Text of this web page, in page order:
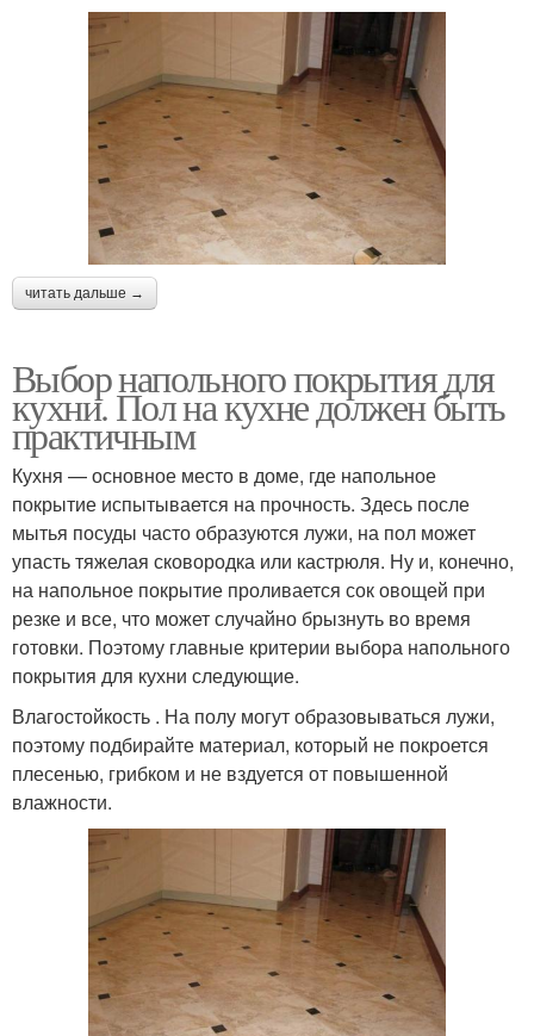
читать дальше →
Выбор напольного покрытия для
кухни. Пол на кухне должен быть
практичным
Кухня — основное место в доме, где напольное
покрытие испытывается на прочность. Здесь после
мытья посуды часто образуются лужи, на пол может
упасть тяжелая сковородка или кастрюля. Ну и, конечно,
на напольное покрытие проливается сок овощей при
резке и все, что может случайно брызнуть во время
готовки. Поэтому главные критерии выбора напольного
покрытия для кухни следующие.
Влагостойкость . На полу могут образовываться лужи,
поэтому подбирайте материал, который не покроется
плесенью, грибком и не вздуется от повышенной
влажности.